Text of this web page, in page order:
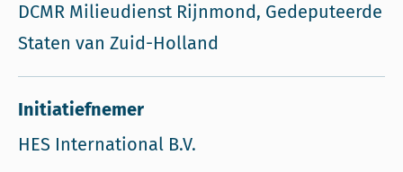
DCMR Milieudienst Rijnmond, Gedeputeerde
Staten van Zuid-Holland
Initiatiefnemer
HES International B.V.